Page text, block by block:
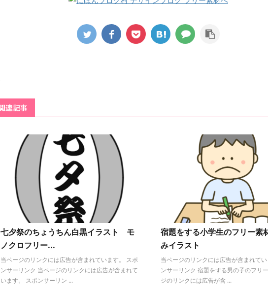
連記事
七夕祭のちょうちん白黒イラスト モ
ノクロフリー...
当ページのリンクには広告が含まれています。 スポ
ンサーリンク 当ページのリンクには広告が含まれて
います。 スポンサーリン ...
宿題をする小学生のフリー
みイラスト
当ページのリンクには広告が含まれて
ンサーリンク 宿題をする男の子のフリ
ジのリンクには広告が含 ...